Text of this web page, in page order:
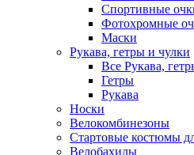
Спортивные
Фотохромные
Маски
Рукава, гетры и чулки
Все Рукава,
Гетры
Рукава
Носки
Велокомбинезоны
Стартовые костюмы
Велобахилы